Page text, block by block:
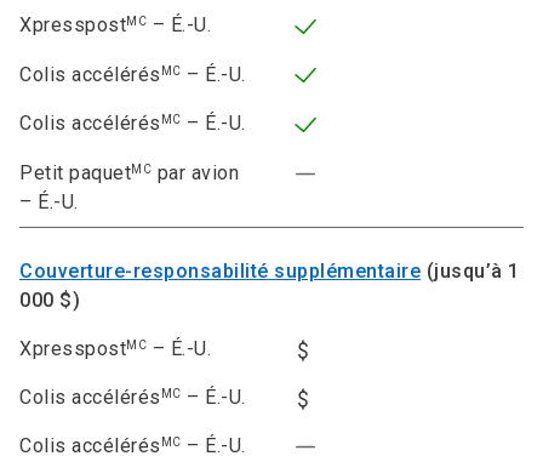
XpresspostMC – É.-U.
Colis accélérés MC – É.-U.
Colis accélérés MC – É.-U.
Petit paquetMC par avion
– É.-U.
Couverture-responsabilité supplémentaire (jusqu’à 1
000 $)
XpresspostMC – É.-U.
Colis accélérés MC – É.-U.
Colis accélérés MC – É.-U.